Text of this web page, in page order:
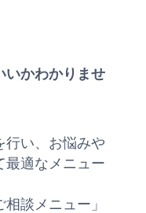
いかわかりませ
行い、お悩みや
最適なメニュー
談メニュー」